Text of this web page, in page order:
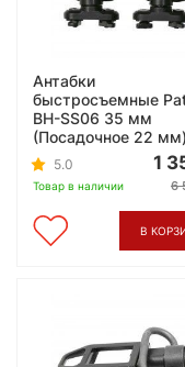
Антабки
быстросъемные
BH-SS06 35 мм
(Посадочное 22 мм)
5.0
Товар в наличии
1
6
В